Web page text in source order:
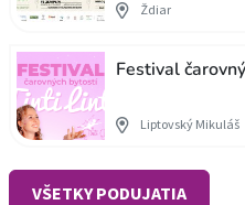
Ždiar
Festival
Liptovský Mikuláš
VŠETKY PODUJATIA